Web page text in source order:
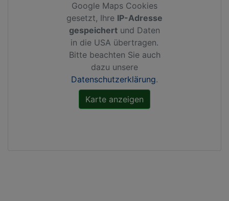
Google Maps Cookies
gesetzt, Ihre IP-Adresse
gespeichert und Daten
in die USA übertragen.
Bitte beachten Sie auch
dazu unsere
Datenschutzerklärung.